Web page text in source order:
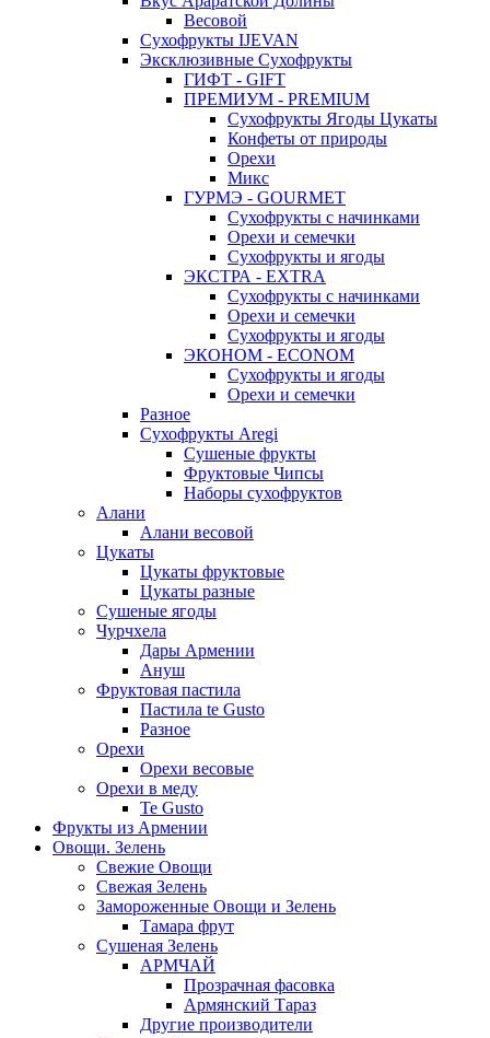
Весовой
Сухофрукты IJEVAN
Эксклюзивные Сухофрукты
ГИФТ - GIFT
ПРЕМИУМ - PREMIUM
Сухофрукты Ягоды Цукаты
Конфеты от природы
Орехи
Микс
ГУРМЭ - GOURMET
Сухофрукты с начинками
Орехи и семечки
Сухофрукты и ягоды
ЭКСТРА - EXTRA
Сухофрукты с начинками
Орехи и семечки
Сухофрукты и ягоды
ЭКОНОМ - ECONOM
Сухофрукты и ягоды
Орехи и семечки
Разное
Сухофрукты Aregi
Сушеные фрукты
Фруктовые Чипсы
Наборы сухофруктов
Алани
Алани весовой
Цукаты
Цукаты фруктовые
Цукаты разные
Сушеные ягоды
Чурчхела
Дары Армении
Ануш
Фруктовая пастила
Пастила te Gusto
Разное
Орехи
Орехи весовые
Орехи в меду
Te Gusto
Фрукты из Армении
Овощи. Зелень
Свежие Овощи
Свежая Зелень
Замороженные Овощи и Зелень
Тамара фрут
Сушеная Зелень
АРМЧАЙ
Прозрачная фасовка
Армянский Тараз
Другие производители